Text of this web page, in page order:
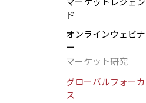
マーケットレジェン
ド
オンラインウェビナ
ー
マーケット研究
グローバルフォーカ
ス